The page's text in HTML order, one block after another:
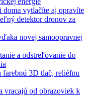
doma vytlačíte aj opravíte
detektor dronov za
novej samoopravnej
a odstreľovanie do
farebnú 3D tlač, reliéfnu
vracajú od obrazoviek k